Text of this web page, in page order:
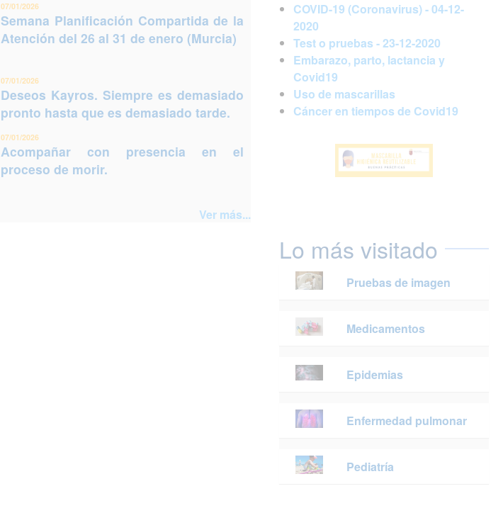
07/01/2026
Semana Planificación Compartida de la
Atención del 26 al 31 de enero (Murcia)
07/01/2026
Deseos Kayros. Siempre es demasiado
pronto hasta que es demasiado tarde.
07/01/2026
Acompañar con presencia en el
proceso de morir.
Ver más...
COVID-19 (Coronavirus) - 04-12-
2020
Test o pruebas - 23-12-2020
Embarazo, parto, lactancia y
Covid19
Uso de mascarillas
Cáncer en tiempos de Covid19
Lo más visitado
Pruebas de imagen
Medicamentos
Epidemias
Enfermedad pulmonar
Pediatría